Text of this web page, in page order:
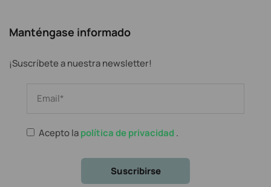
Manténgase informado
¡Suscríbete a nuestra newsletter!
Acepto lapolítica de privacidad .